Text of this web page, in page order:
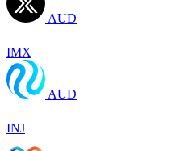
AUD
IMX
AUD
INJ